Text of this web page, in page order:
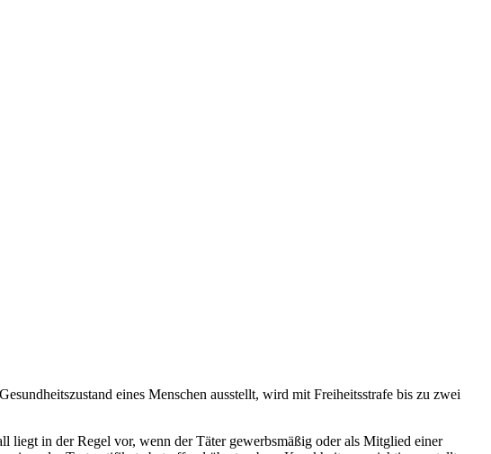
eines Menschen ausstellt, wird mit Freiheitsstrafe bis zu zwei
liegt in der Regel vor, wenn der Täter gewerbsmäßig oder als Mitglied einer